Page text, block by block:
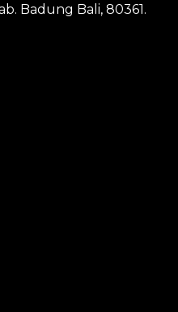
Badung Bali, 80361.